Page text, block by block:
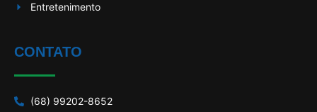
Entretenimento
CONTATO
(68) 99202-8652